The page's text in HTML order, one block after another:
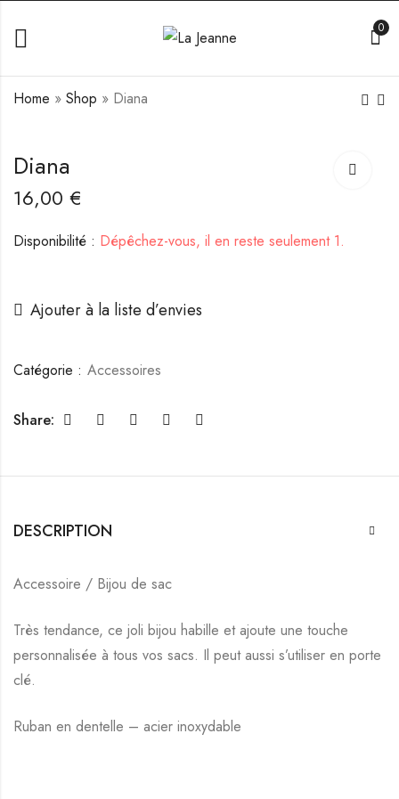
0
Home » Shop » Diana
Diana
16,00 €
Disponibilité : Dépêchez-vous, il en reste seulement 1.
Ajouter à la liste d’envies
Catégorie : Accessoires
Share:
DESCRIPTION
Accessoire / Bijou de sac
Très tendance, ce joli bijou habille et ajoute une touche
personnalisée à tous vos sacs. Il peut aussi s’utiliser en porte
clé.
Ruban en dentelle – acier inoxydable